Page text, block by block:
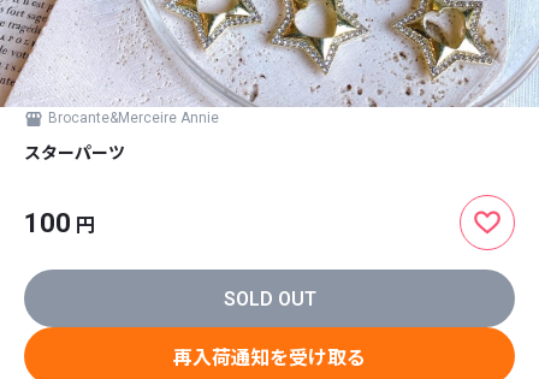
Brocante&Merceire Annie
スターパーツ
100 円
SOLD OUT
再入荷通知を受け取る